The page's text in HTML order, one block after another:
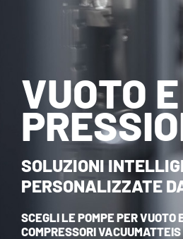
HOME
VUOTO E
SOLUZIONI
PERSONALIZZATE
SCEGLI LE POMPE PER VUOTO
COMPRESSORI VACUUMATTEIS